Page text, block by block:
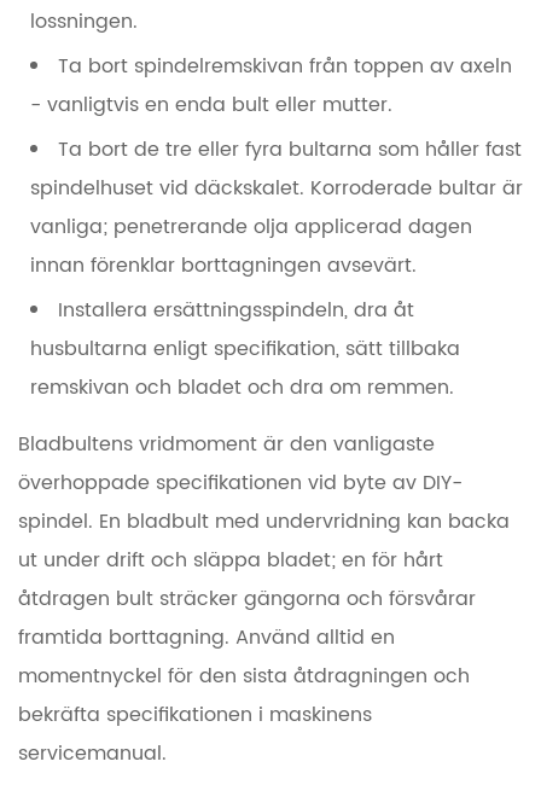
lossningen.
Ta bort spindelremskivan från toppen av axeln
- vanligtvis en enda bult eller mutter.
Ta bort de tre eller fyra bultarna som håller fast
spindelhuset vid däckskalet. Korroderade bultar är
vanliga; penetrerande olja applicerad dagen
innan förenklar borttagningen avsevärt.
Installera ersättningsspindeln, dra åt
husbultarna enligt specifikation, sätt tillbaka
remskivan och bladet och dra om remmen.
Bladbultens vridmoment är den vanligaste
överhoppade specifikationen vid byte av DIY-
spindel. En bladbult med undervridning kan backa
ut under drift och släppa bladet; en för hårt
åtdragen bult sträcker gängorna och försvårar
framtida borttagning. Använd alltid en
momentnyckel för den sista åtdragningen och
bekräfta specifikationen i maskinens
servicemanual.